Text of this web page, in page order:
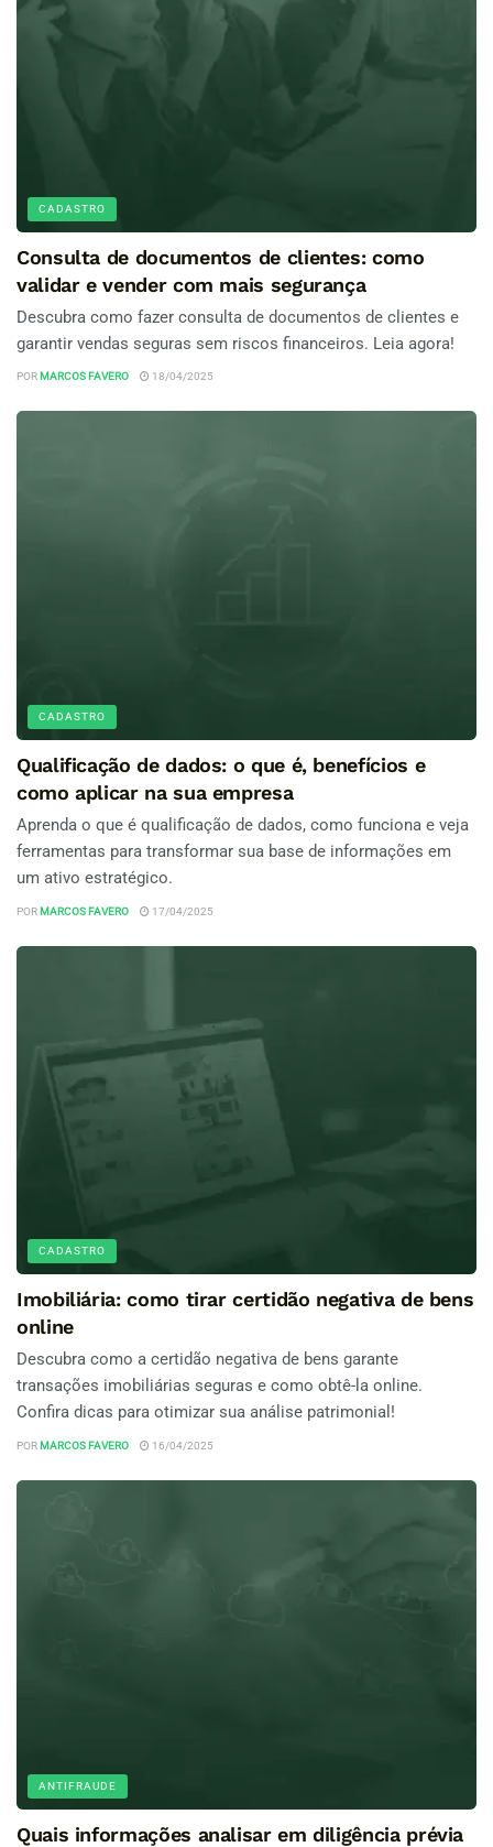
CADASTRO
Consulta de documentos de clientes: como
validar e vender com mais segurança
Descubra como fazer consulta de documentos de clientes e
garantir vendas seguras sem riscos financeiros. Leia agora!
POR MARCOS FAVERO 18/04/2025
CADASTRO
Qualificação de dados: o que é, benefícios e
como aplicar na sua empresa
Aprenda o que é qualificação de dados, como funciona e veja
ferramentas para transformar sua base de informações em
um ativo estratégico.
POR MARCOS FAVERO 17/04/2025
CADASTRO
Imobiliária: como tirar certidão negativa de bens
online
Descubra como a certidão negativa de bens garante
transações imobiliárias seguras e como obtê-la online.
Confira dicas para otimizar sua análise patrimonial!
POR MARCOS FAVERO 16/04/2025
ANTIFRAUDE
Quais informações analisar em diligência prévia